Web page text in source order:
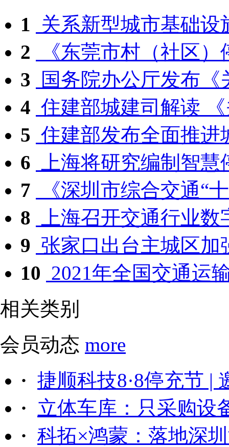
1 关系新型城市基础设
2
《东莞市村（社区
3
国务院办公厅发布《
4 住建部城建司解读
5 住建部发布全面推进
6
上海将研究编制智
7
《深圳市综合交通“
8
上海召开交通行业
9 张家口出台主城区加
10 2021年全国交通运
相关类别
会员动态 more
· 捷顺科技8·8停充节 |
· 立体车库：只采购设
· 科拓×鸿蒙：落地深